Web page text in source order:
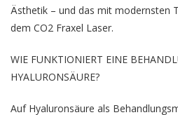
Ästhetik – und das mit modernsten
dem CO2 Fraxel Laser.
WIE FUNKTIONIERT EINE
HYALURONSÄURE?
Auf Hyaluronsäure als